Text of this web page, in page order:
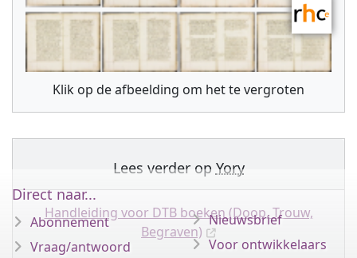
Klik op de afbeelding om het te vergroten
Lees verder op Yory
Handleiding voor DTB boeken (Doop, Trouw,
Begraven)
Direct naar...
Abonnement
Vraag/antwoord
Nieuwsbrief
Voor ontwikkelaars